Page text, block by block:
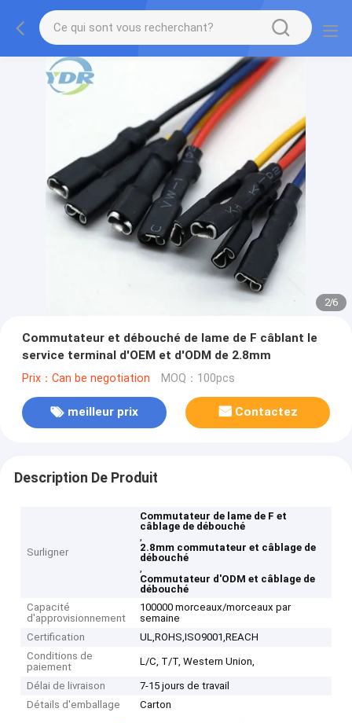
2/6
Commutateur et débouché de lame de F câblant le
service terminal d'OEM et d'ODM de 2.8mm
Prix：Can be negotiation MOQ：100pcs
meilleur prix Contactez
Description De Produit
Surligner
Commutateur de lame de F et
câblage de débouché
,
2.8mm commutateur et câblage de
débouché
,
Commutateur d'ODM et câblage de
débouché
Capacité
d'approvisionnement
100000 morceaux/morceaux par
semaine
Certification
UL,ROHS,ISO9001,REACH
Conditions de
paiement
L/C, T/T, Western Union,
Délai de livraison
7-15 jours de travail
Détails d'emballage
Carton